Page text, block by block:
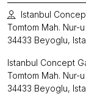
Istanbul
Tomtom Mah. Nur-
34433 Beyoglu,
Istanbul Concept
Tomtom Mah. Nur-
34433 Beyoglu,